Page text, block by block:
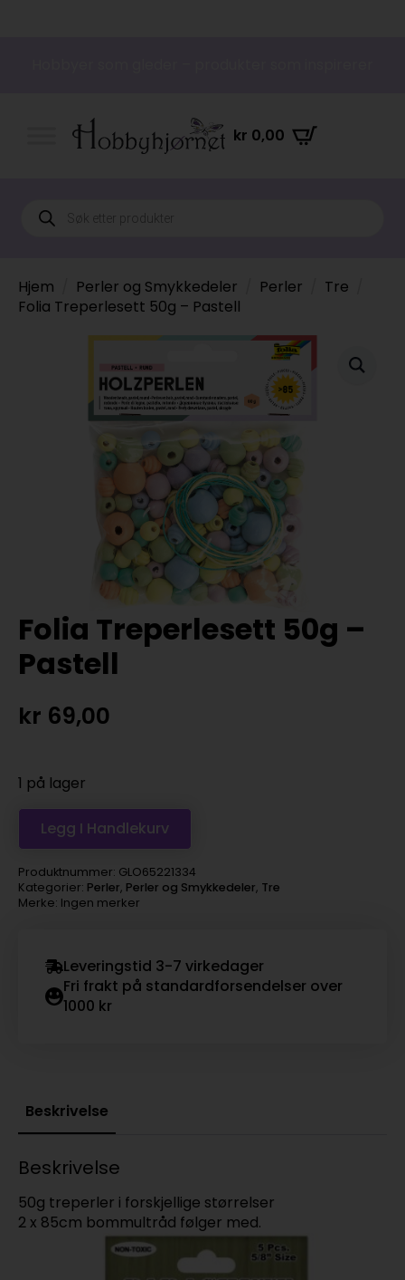
kr 0,00
Products
search
Hjem Perler og Smykkedeler Perler
Tre
Folia Treperlesett 50g – Pastell
Folia Treperlesett 50g –
Pastell
kr 69,00
1 på lager
Legg I Handlekurv
Produktnummer: GLO65221334
Kategorier: Perler, Perler og Smykkedeler, Tre
Merke: Ingen merker
Leveringstid 3-7 virkedager
Fri frakt på standardforsendelser over
1000 kr
Beskrivelse
Beskrivelse
50g treperler i forskjellige størrelser
2 x 85cm bommultråd følger med.